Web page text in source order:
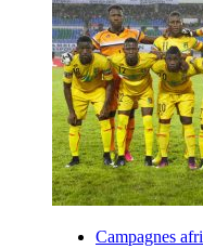
Campagnes